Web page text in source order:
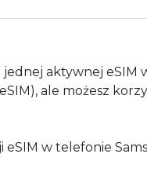
aktywnej eSIM
ale możesz
w telefonie